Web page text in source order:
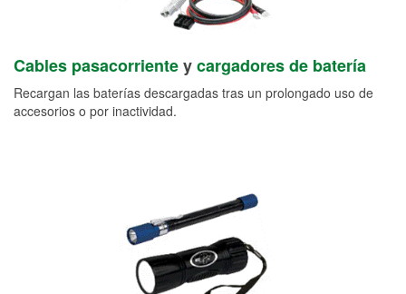
Cables pasacorrienteycargadores de batería
Recargan las baterías descargadas tras un prolongado uso de
accesorios o por inactividad.